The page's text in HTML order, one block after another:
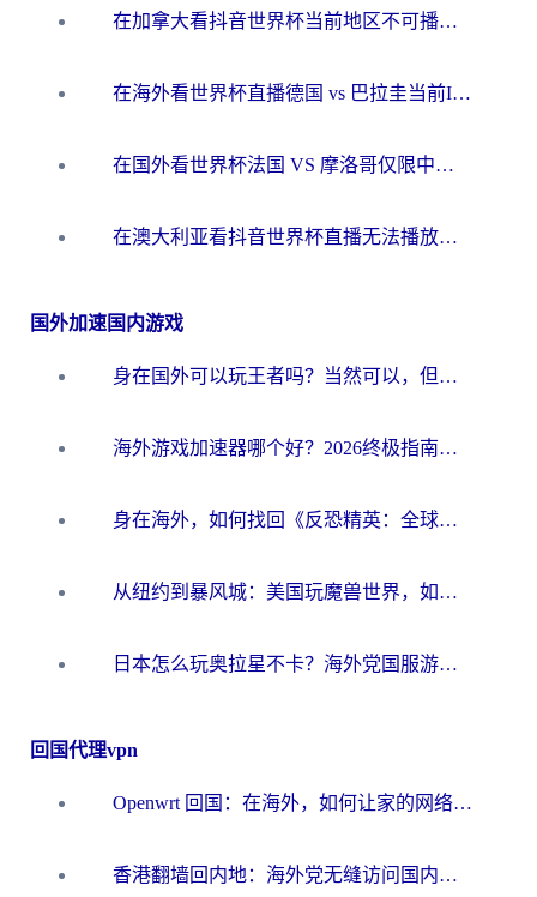
在加拿大看抖音世界杯当前地区不可播放？海外党体育观赛终极指南
在海外看世界杯直播德国 vs 巴拉圭当前IP受限制？这篇指南帮你轻松解决地区限制
在国外看世界杯法国 VS 摩洛哥仅限中国大陆？别让地域限制拦下你的欢呼
在澳大利亚看抖音世界杯直播无法播放？海外党体育观赛终极指南来了！
国外加速国内游戏
身在国外可以玩王者吗？当然可以，但你需要这份“加速”指南
海外游戏加速器哪个好？2026终极指南帮你畅玩国服+解决卡顿难题
身在海外，如何找回《反恐精英：全球攻势》国服的丝滑手感？一份给你的终极指南
从纽约到暴风城：美国玩魔兽世界，如何找到你的最佳网络航线
日本怎么玩奥拉星不卡？海外党国服游戏加速器选择全攻略
回国代理vpn
Openwrt 回国：在海外，如何让家的网络触手可及
香港翻墙回内地：海外党无缝访问国内资源的加速器选择全攻略